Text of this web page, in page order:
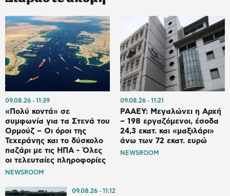
09.08.26 11:39
«Πολύ κοντά» σε
συμφωνία για τα Στενά του
Ορμούζ – Οι όροι της
Τεχεράνης και το δύσκολο
παζάρι με τις ΗΠΑ - Όλες
οι τελευταίες πληροφορίες
NEWSROOM
09.08.26 11:21
ΡΑΑΕΥ: Μεγαλώνει η Αρχή
– 198 εργαζόμενοι, έσοδα
24,3 εκατ. και «μαξιλάρι»
άνω των 72 εκατ. ευρώ
NEWSROOM
09.08.26 11:12